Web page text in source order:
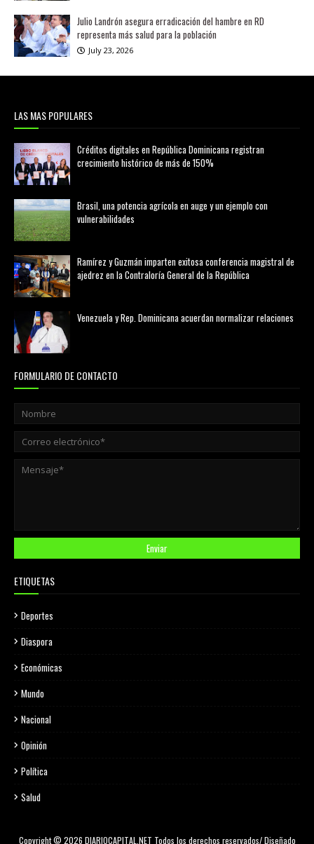
Julio Landrón asegura erradicación del hambre en RD
representa más salud para la población
July 23, 2026
LAS MAS POPULARES
Créditos digitales en República Dominicana registran
crecimiento histórico de más de 150%
Brasil, una potencia agrícola en auge y un ejemplo con
vulnerabilidades
Ramírez y Guzmán imparten exitosa conferencia magistral de
ajedrez en la Contraloría General de la República
Venezuela y Rep. Dominicana acuerdan normalizar relaciones
FORMULARIO DE CONTACTO
ETIQUETAS
Deportes
Diaspora
Económicas
Mundo
Nacional
Opinión
Política
Salud
Copyright © 2026 DIARIOCAPITAL.NET Todos los derechos reservados/ Diseñado